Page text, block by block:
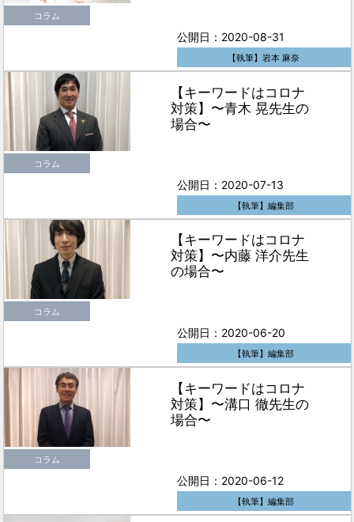
コラム
公開日：2020-08-31
【執筆】岩本 麻奈
【キーワードはコロナ
対策】〜青木 晃先生の
場合〜
コラム
公開日：2020-07-13
【執筆】編集部
【キーワードはコロナ
対策】〜内藤 洋介先生
の場合〜
コラム
公開日：2020-06-20
【執筆】編集部
【キーワードはコロナ
対策】〜溝口 徹先生の
場合〜
コラム
公開日：2020-06-12
【執筆】編集部